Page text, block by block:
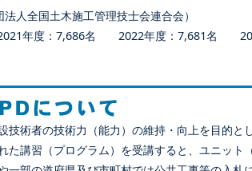
人全国土木施工管理技士会連合会）
年度：7,686名 2022年度：7,681名
技術者の技術力（能力）の維持・向上を目的
た講習（プログラム）を受講すると、ユニッ